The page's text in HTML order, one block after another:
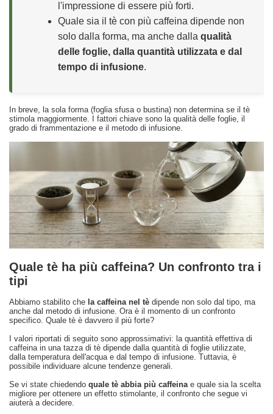
l'impressione di essere più forti.
Quale sia il tè con più caffeina dipende non
solo dalla forma, ma anche dalla qualità
delle foglie, dalla quantità utilizzata e dal
tempo di infusione.
In breve, la sola forma (foglia sfusa o bustina) non determina se il tè
stimola maggiormente. I fattori chiave sono la qualità delle foglie, il
grado di frammentazione e il metodo di infusione.
Quale tè ha più caffeina? Un confronto tra i
tipi
Abbiamo stabilito che la caffeina nel tè dipende non solo dal tipo, ma
anche dal metodo di infusione. Ora è il momento di un confronto
specifico. Quale tè è davvero il più forte?
I valori riportati di seguito sono approssimativi: la quantità effettiva di
caffeina in una tazza di tè dipende dalla quantità di foglie utilizzate,
dalla temperatura dell'acqua e dal tempo di infusione. Tuttavia, è
possibile individuare alcune tendenze generali.
Se vi state chiedendo quale tè abbia più caffeina e quale sia la scelta
migliore per ottenere un effetto stimolante, il confronto che segue vi
aiuterà a decidere.